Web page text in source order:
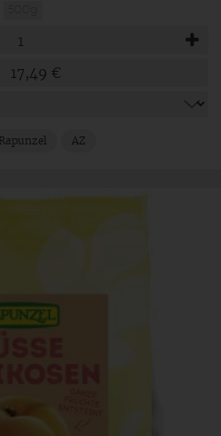
17,49 €
Rapunzel AZ